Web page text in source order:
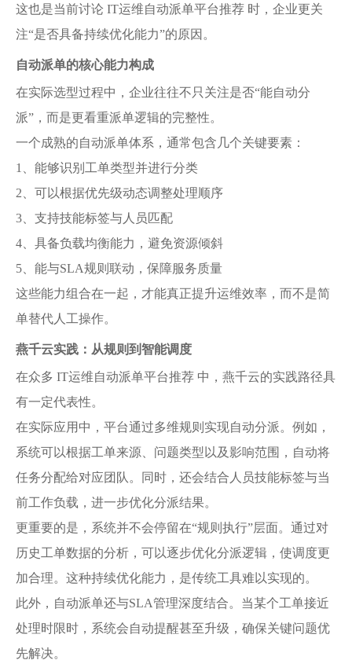
这也是当前讨论 IT运维自动派单平台推荐 时，企业更关
注“是否具备持续优化能力”的原因。
自动派单的核心能力构成
在实际选型过程中，企业往往不只关注是否“能自动分
派”，而是更看重派单逻辑的完整性。
一个成熟的自动派单体系，通常包含几个关键要素：
1、能够识别工单类型并进行分类
2、可以根据优先级动态调整处理顺序
3、支持技能标签与人员匹配
4、具备负载均衡能力，避免资源倾斜
5、能与SLA规则联动，保障服务质量
这些能力组合在一起，才能真正提升运维效率，而不是简
单替代人工操作。
燕千云实践：从规则到智能调度
在众多 IT运维自动派单平台推荐 中，燕千云的实践路径具
有一定代表性。
在实际应用中，平台通过多维规则实现自动分派。例如，
系统可以根据工单来源、问题类型以及影响范围，自动将
任务分配给对应团队。同时，还会结合人员技能标签与当
前工作负载，进一步优化分派结果。
更重要的是，系统并不会停留在“规则执行”层面。通过对
历史工单数据的分析，可以逐步优化分派逻辑，使调度更
加合理。这种持续优化能力，是传统工具难以实现的。
此外，自动派单还与SLA管理深度结合。当某个工单接近
处理时限时，系统会自动提醒甚至升级，确保关键问题优
先解决。